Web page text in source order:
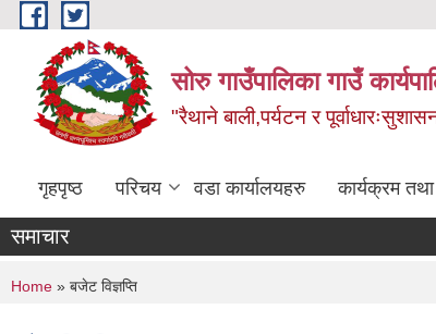
Skip to main content
सोरु गाउँपालिका गाउँ
"रैथाने बाली,पर्यटन र
गृहपृष्ठ परिचय वडा कार्यालयहरु कार्यक्रम
समाचार
You are here
Home » बजेट विज्ञप्ति